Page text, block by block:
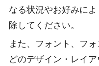
なる状況やお好みに
除してください。
また、フォント、フ
どのデザイン・レイ